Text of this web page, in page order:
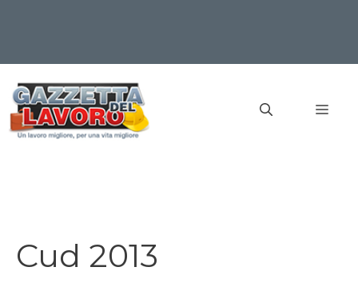
contenuto
Cud 2013